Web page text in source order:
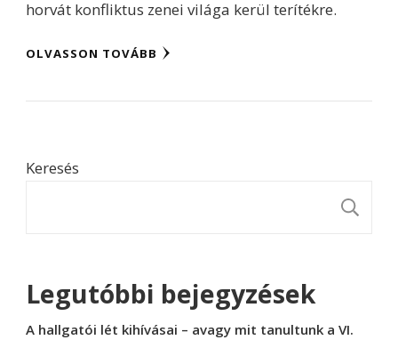
horvát konfliktus zenei világa kerül terítékre.
OLVASSON TOVÁBB
Keresés
Legutóbbi bejegyzések
A hallgatói lét kihívásai – avagy mit tanultunk a VI.